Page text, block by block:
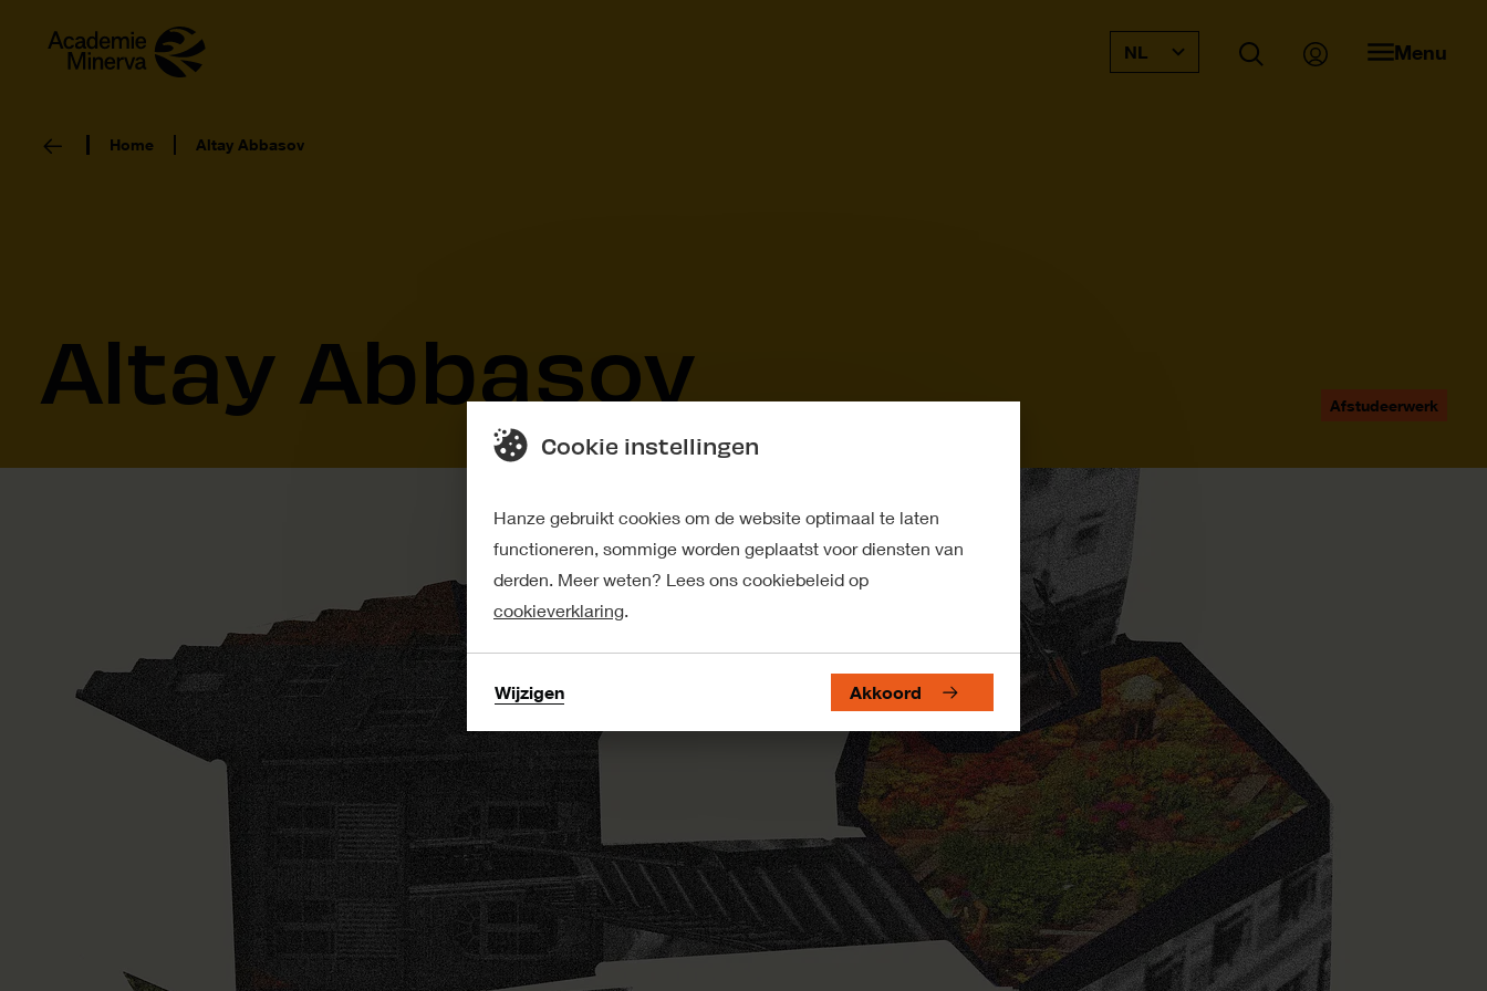
NL Menu
Home Altay Abbasov
Altay Abbasov Afstudeerwerk
Cookie instellingen
Hanze gebruikt cookies om de website optimaal te laten
functioneren, sommige worden geplaatst voor diensten van
derden. Meer weten? Lees ons cookiebeleid op
cookieverklaring.
Wijzigen Akkoord